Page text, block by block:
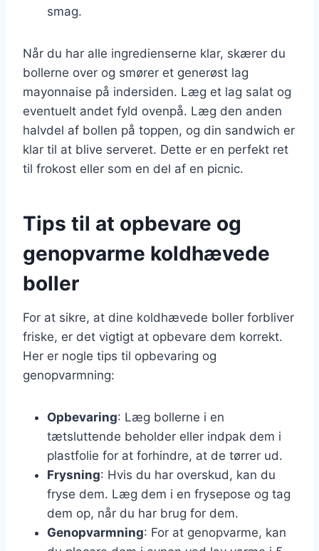
smag.
Når du har alle ingredienserne klar, skærer du
bollerne over og smører et generøst lag
mayonnaise på indersiden. Læg et lag salat og
eventuelt andet fyld ovenpå. Læg den anden
halvdel af bollen på toppen, og din sandwich er
klar til at blive serveret. Dette er en perfekt ret
til frokost eller som en del af en picnic.
Tips til at opbevare og
genopvarme koldhævede
boller
For at sikre, at dine koldhævede boller forbliver
friske, er det vigtigt at opbevare dem korrekt.
Her er nogle tips til opbevaring og
genopvarmning:
Opbevaring: Læg bollerne i en
tætsluttende beholder eller indpak dem i
plastfolie for at forhindre, at de tørrer ud.
Frysning: Hvis du har overskud, kan du
fryse dem. Læg dem i en frysepose og tag
dem op, når du har brug for dem.
Genopvarmning: For at genopvarme, kan